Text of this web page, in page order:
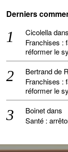
Derniers
Cicolelladans
Franchises :
réformer le
Bertrand de
Franchises :
réformer le
Boinetdans
Santé :